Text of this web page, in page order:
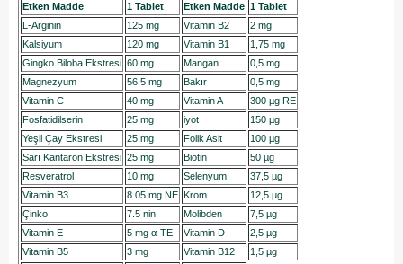
Etken Madde 1 Tablet Etken Madde 1 Tablet
L-Arginin
125 mg Vitamin B2
2 mg
Kalsiyum
120 mg Vitamin B1
1,75 mg
Gingko Biloba Ekstresi 60 mg Mangan
0,5 mg
Magnezyum
56.5 mg Bakır
0,5 mg
Vitamin C
40 mg Vitamin A
300 µg RE
Fosfatidilserin
25 mg iyot
150 µg
Yeşil Çay Ekstresi
25 mg Folik Asit
100 µg
Sarı Kantaron Ekstresi 25 mg Biotin
50 µg
Resveratrol
10 mg Selenyum
37,5 µg
Vitamin B3
8.05 mg NE Krom
12,5 µg
Çinko
7.5 nin Molibden
7,5 µg
Vitamin E
5 mg α-TE Vitamin D
2,5 µg
Vitamin B5
3 mg Vitamin B12
1,5 µg